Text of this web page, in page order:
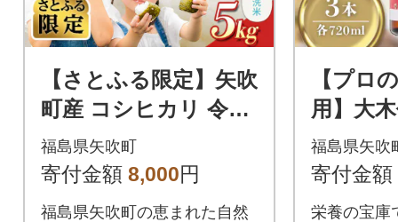
【さとふる限定】矢吹
町産 コシヒカリ 令和
7年産米 無洗米5kg
福島県矢吹町
寄付金額 8,000円
福島県矢吹町の恵まれた自然
【プロ
用】大
ちは料
セット
福島県矢吹
寄付金額
栄養の宝庫